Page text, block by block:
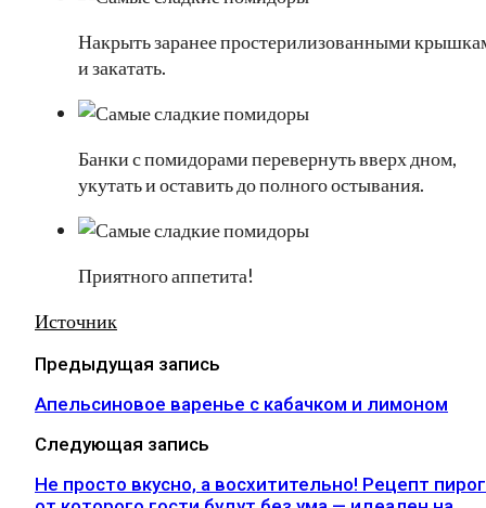
Накрыть заранее простерилизованными
и закатать.
Банки с помидорами перевернуть вверх дном,
укутать и оставить до полного остывания.
Приятного аппетита!
Источник
Предыдущая запись
Апельсиновое варенье с кабачком и лимоном
Следующая запись
Не просто вкусно, а восхитительно! Рецепт